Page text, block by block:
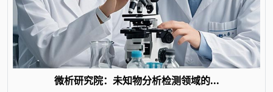
微析研究院：未知物分析检测领域的...